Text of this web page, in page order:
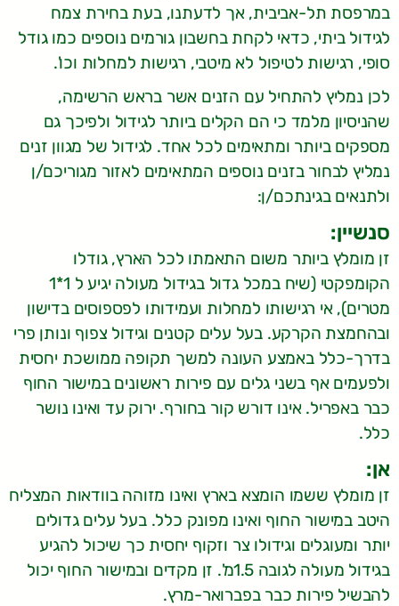
במרפסת תל-אביבית, אך לדעתנו, בעת בחירת צמח
לגידול ביתי, כדאי לקחת בחשבון גורמים נוספים כמו גודל
סופי, רגישות לטיפול לא מיטבי, רגישות למחלות וכו'.
לכן נמליץ להתחיל עם הזנים אשר בראש הרשימה,
שהניסיון מלמד כי הם הקלים ביותר לגידול ולפיכך גם
מספקים ביותר ומתאימים לכל אחד. לגידול של מגוון זנים
נמליץ לבחור בזנים נוספים המתאימים לאזור מגוריכם/ן
ולתנאים בגינתכם/ן:
סנשיין:
זן מומלץ ביותר משום התאמתו לכל הארץ, גודלו
הקומפקטי (שיח במכל גדול בגידול מעולה יגיע ל 1*1
מטרים), אי רגישותו למחלות ועמידותו לפספוסים בדישון
ובהחמצת הקרקע. בעל עלים קטנים וגידול צפוף ונותן פרי
בדרך-כלל באמצע העונה למשך תקופה ממושכת יחסית
ולפעמים אף בשני גלים עם פירות ראשונים במישור החוף
כבר באפריל. אינו דורש קור בחורף. ירוק עד ואינו נושר
כלל.
אן:
זן מומלץ ששמו הומצא בארץ ואינו מזוהה בוודאות המצליח
היטב במישור החוף ואינו מפונק כלל. בעל עלים גדולים
יותר ומעוגלים וגידולו צר וזקוף יחסית כך שיכול להגיע
בגידול מעולה לגובה 1.5מ'. זן מקדים ובמישור החוף יכול
להבשיל פירות כבר בפברואר-מרץ.